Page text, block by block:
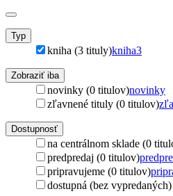
Typ
kniha (3 tituly)kniha3
Zobraziť iba
novinky (0 titulov)novinky
zľavnené tituly (0 titulov)
Dostupnosť
na centrálnom sklade (0
predpredaj (0 titulov)
pripravujeme (0 titulov)
dostupná (bez